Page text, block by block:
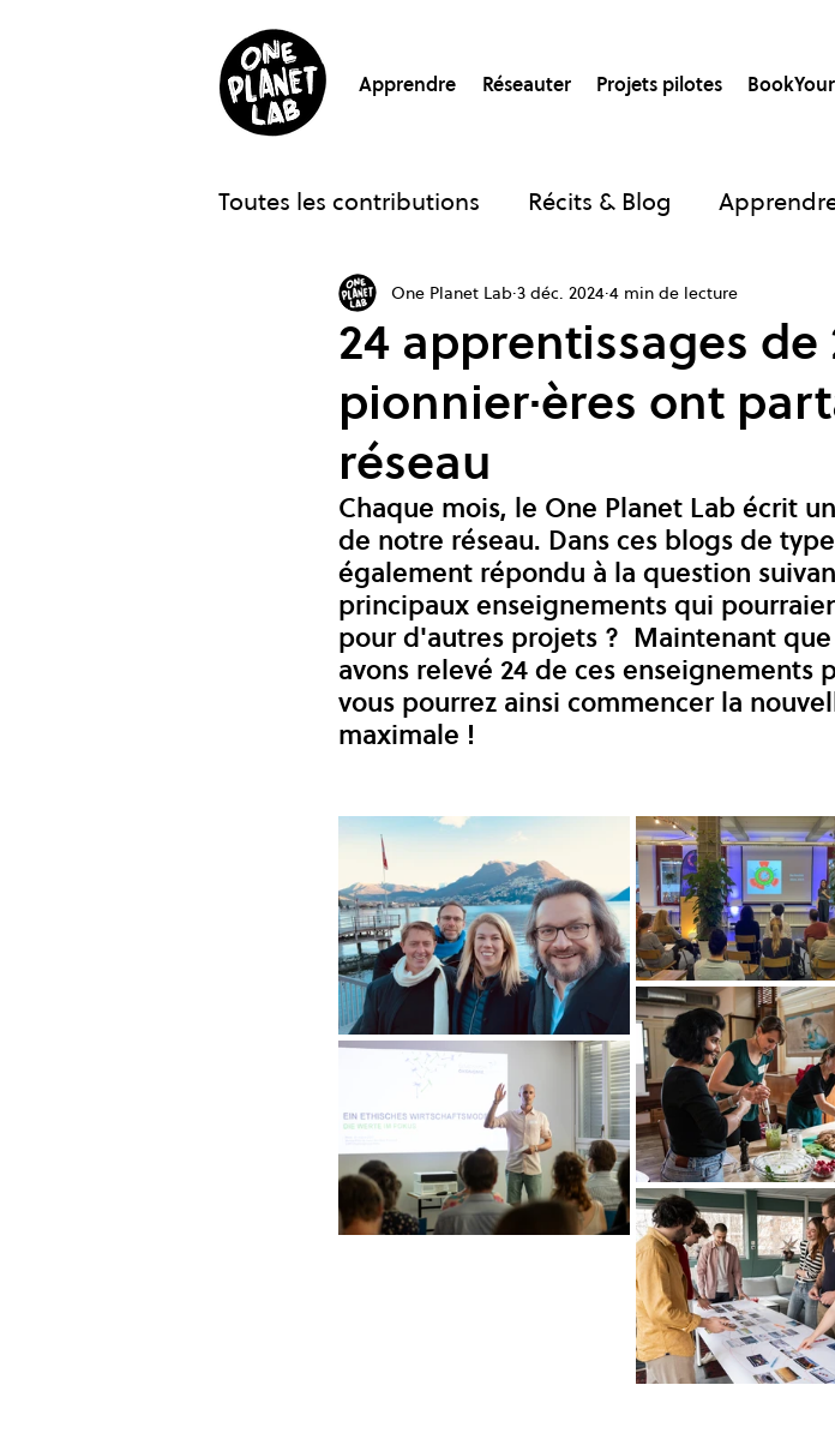
Apprendre Réseauter Projets pilotes
Toutes les contributions Récits & Blog
Podcasts Blog Rethink Guides Projets
Archives
24 apprentissages de
pionnier·ères ont
réseau
One Planet Lab 3 déc. 2024 4 min de lecture
Chaque mois, le One Planet Lab écrit
de notre réseau. Dans ces blogs de
également répondu à la question
principaux enseignements qui
pour d'autres projets ?  Maintenant
avons relevé 24 de ces enseignements
vous pourrez ainsi commencer la
maximale !